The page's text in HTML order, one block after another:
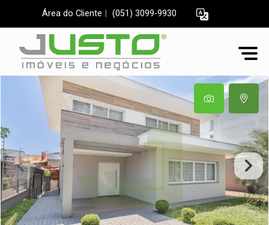
Área do Cliente (051) 3099-9930